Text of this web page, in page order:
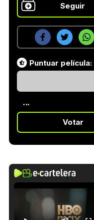
Seguir
Puntuar película:
...
Votar